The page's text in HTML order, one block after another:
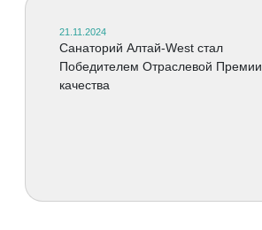
21.11.2024
Санаторий Алтай-West cтал
Победителем Отраслевой Премии
качества